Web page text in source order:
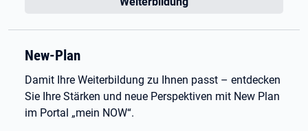
New-Plan
Damit Ihre Weiterbildung zu Ihnen passt – entdecken
Sie Ihre Stärken und neue Perspektiven mit New Plan
im Portal „mein NOW“.